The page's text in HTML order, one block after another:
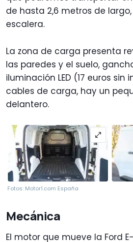
de hasta 2,6 metros de
escalera.
La zona de carga presenta
las paredes y el suelo,
iluminación LED (17 euros sin
cables de carga, hay un
delantero.
Fotos: Motor1.com España
Mecánica
El motor que mueve la Ford